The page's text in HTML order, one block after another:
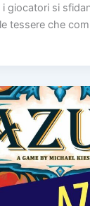
giocatori si
tessere che